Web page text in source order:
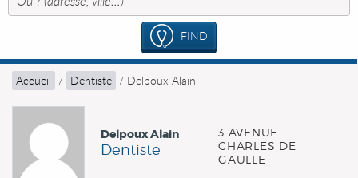
FIND
Accueil / Dentiste / Delpoux Alain
Delpoux Alain
Dentiste
3 AVENUE
CHARLES DE
GAULLE